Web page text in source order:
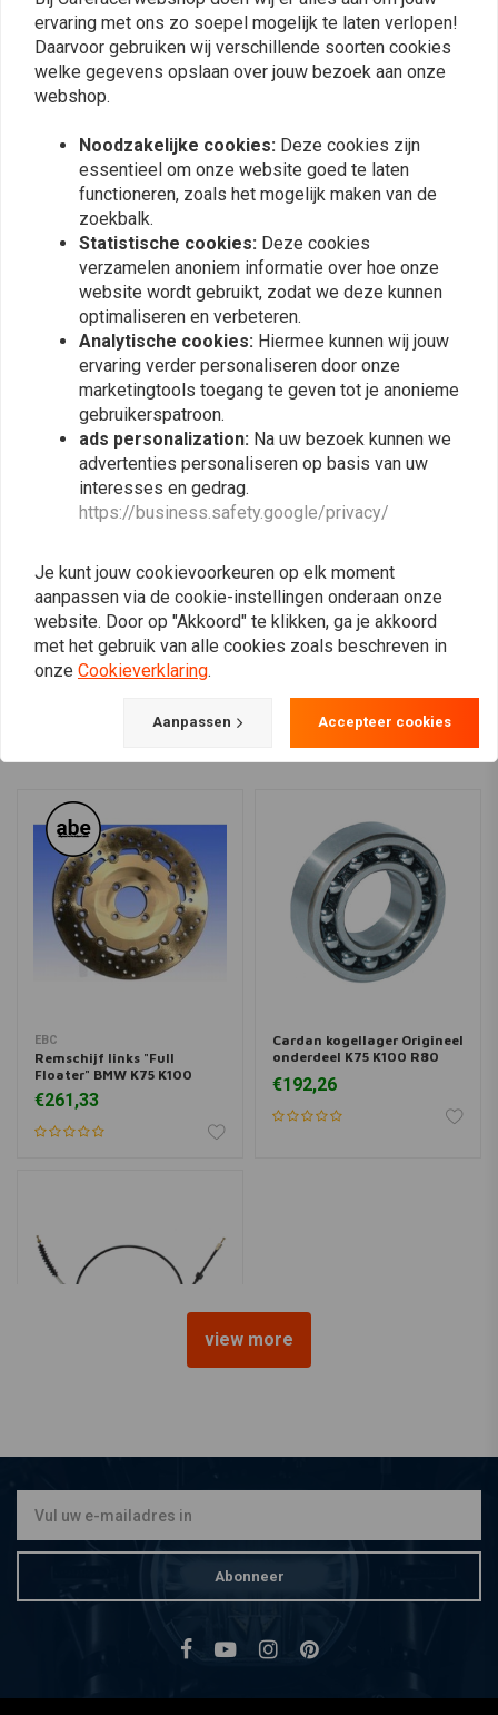
Vergelijkbare producten
Inlaat kelken Velocity
€24,95
50MM Kelken Aluminium
€12,47
EBC
Remschijf links "Full
Floater" BMW K75 K100
€261,33
Cardan kogellager Origineel
onderdeel K75 K100 R80
R100
€192,26
€31,90
view more
Abonneer
ervaring met ons zo soepel mogelijk te laten verlopen!
Daarvoor gebruiken wij verschillende soorten cookies
welke gegevens opslaan over jouw bezoek aan onze
webshop.
Noodzakelijke cookies: Deze cookies zijn
essentieel om onze website goed te laten
functioneren, zoals het mogelijk maken van de
zoekbalk.
Statistische cookies: Deze cookies
verzamelen anoniem informatie over hoe onze
website wordt gebruikt, zodat we deze kunnen
optimaliseren en verbeteren.
Analytische cookies: Hiermee kunnen wij jouw
ervaring verder personaliseren door onze
marketingtools toegang te geven tot je anonieme
gebruikerspatroon.
ads personalization: Na uw bezoek kunnen we
advertenties personaliseren op basis van uw
interesses en gedrag.
https://business.safety.google/privacy/
Je kunt jouw cookievoorkeuren op elk moment
aanpassen via de cookie-instellingen onderaan onze
website. Door op "Akkoord" te klikken, ga je akkoord
met het gebruik van alle cookies zoals beschreven in
onze Cookieverklaring.
Aanpassen Accepteer cookies